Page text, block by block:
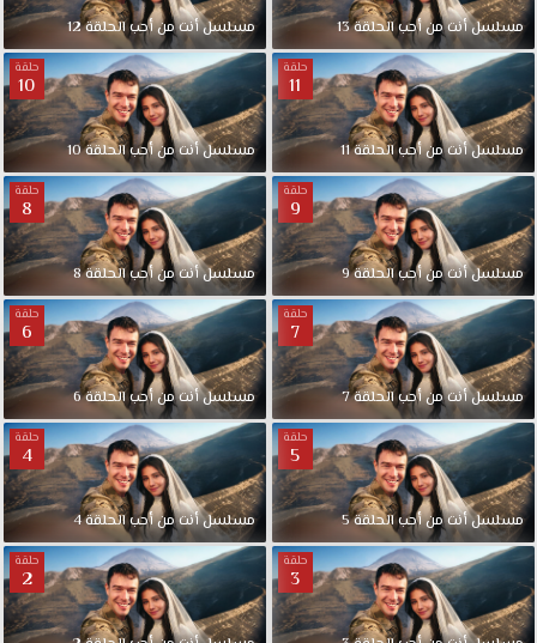
مسلسل أنت من أحب الحلقة 13 مسلسل أنت من أحب الحلقة 12
حلقة
11
مسلسل أنت من أحب الحلقة 11
حلقة
10
مسلسل أنت من أحب الحلقة 10
حلقة
9
مسلسل أنت من أحب الحلقة 9
حلقة
8
مسلسل أنت من أحب الحلقة 8
حلقة
7
مسلسل أنت من أحب الحلقة 7
حلقة
6
مسلسل أنت من أحب الحلقة 6
حلقة
5
مسلسل أنت من أحب الحلقة 5
حلقة
4
مسلسل أنت من أحب الحلقة 4
حلقة
3
حلقة
2